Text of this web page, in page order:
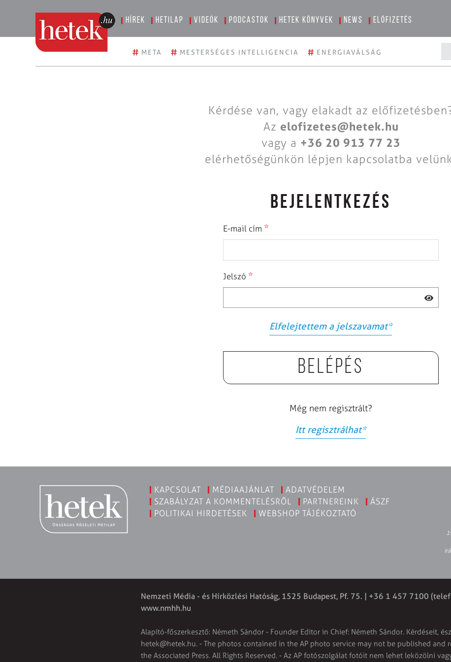
Hírek Hetilap Videók Podcastok Hetek könyvek News Előfizetés
# META # MESTERSÉGES INTELLIGENCIA # ENERGIAVÁLSÁG
Kérdése van, vagy elakadt az
Az elofizetes@hetek.hu
vagy a +36 20 913 77 23
elérhetőségünkön lépjen kapcsolatba
BEJELENTKEZÉS
E-mail cím *
Jelszó *
Elfelejtettem a jelszavamat*
Belépés
Még nem regisztrált?
Itt regisztrálhat*
KAPCSOLAT MÉDIAAJÁNLAT
ADATVÉDELEM
SZABÁLYZAT A KOMMENTELÉSRŐL
PARTNEREINK
ÁSZF
POLITIKAI HIRDETÉSEK
WEBSHOP TÁJÉKOZTATÓ
Nemzeti Média - és Hírközlési Hatóság, 1525 Budapest, Pf. 75. | +36 1 457 7100
www.nmhh.hu
Alapító-főszerkesztő: Németh Sándor - Founder Editor in Chief: Németh Sándor. Kérdéseit,
hetek@hetek.hu. - The photos contained in the AP photo service may not be published
the Associated Press. All Rights Reserved. - Az AP fotószolgálat fotóit nem lehet leközölni